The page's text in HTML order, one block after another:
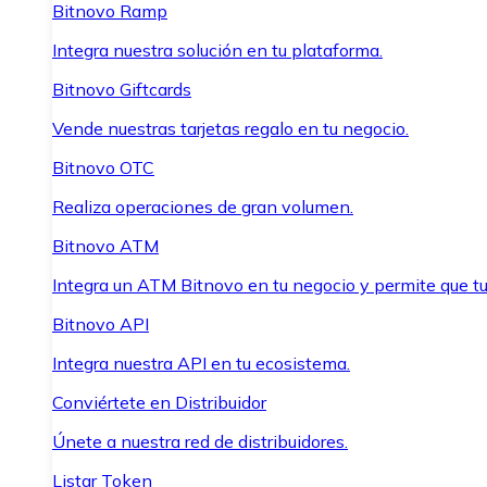
Bitnovo Ramp
Integra nuestra solución en tu plataforma.
Bitnovo Giftcards
Vende nuestras tarjetas regalo en tu negocio.
Bitnovo OTC
Realiza operaciones de gran volumen.
Bitnovo ATM
Integra un ATM Bitnovo en tu negocio y permite que
Bitnovo API
Integra nuestra API en tu ecosistema.
Conviértete en Distribuidor
Únete a nuestra red de distribuidores.
Listar Token